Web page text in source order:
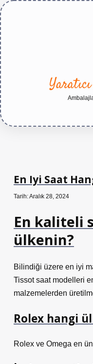
En Iyi Saat
Tarih: Aralık 28, 2024
En kaliteli
ülkenin?
Bilindiği üzere en iyi
Tissot saat modelleri
malzemelerden
Rolex hangi
Rolex ve Omega en